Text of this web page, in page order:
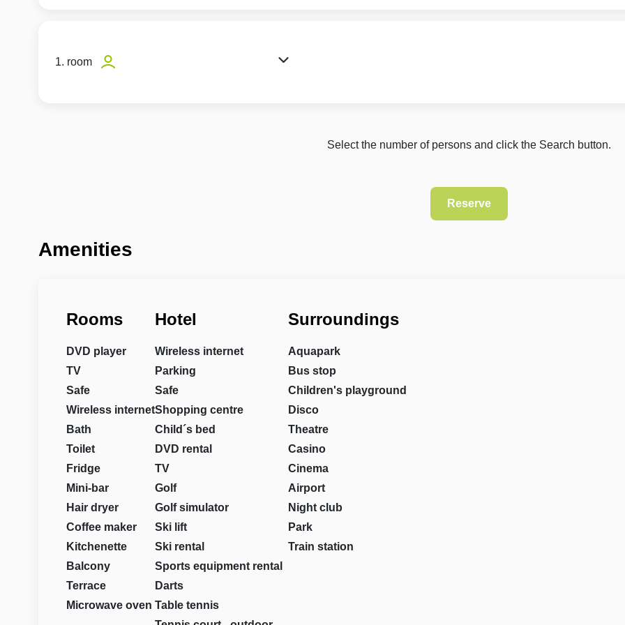
1. room
Select the number of persons and click the Search button.
Amenities
Rooms
DVD player
TV
Safe
Wireless internet
Bath
Toilet
Fridge
Mini-bar
Hair dryer
Coffee maker
Kitchenette
Balcony
Terrace
Microwave oven
Hotel
Wireless internet
Parking
Safe
Shopping centre
Child´s bed
DVD rental
TV
Golf
Golf simulator
Ski lift
Ski rental
Sports equipment rental
Darts
Table tennis
Surroundings
Aquapark
Bus stop
Children's playground
Disco
Theatre
Casino
Cinema
Airport
Night club
Park
Train station